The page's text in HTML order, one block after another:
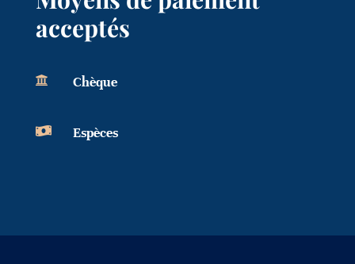
acceptés
 Chèque
 Espèces